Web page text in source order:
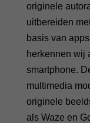
originele
uitbereiden
basis van
herkennen wij
smartphone.
multimedia
originele
als Waze en